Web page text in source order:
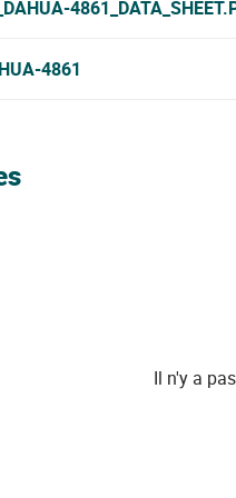
4861
Il n'y a